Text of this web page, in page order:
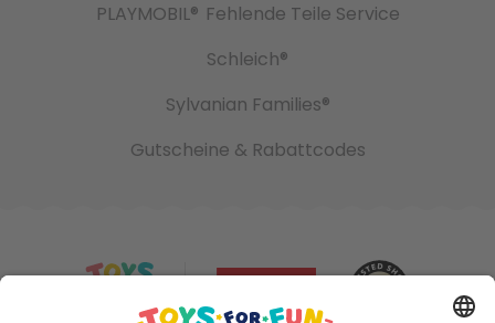
PLAYMOBIL® Fehlende Teile Service
Schleich®
Sylvanian Families®
Gutscheine & Rabattcodes